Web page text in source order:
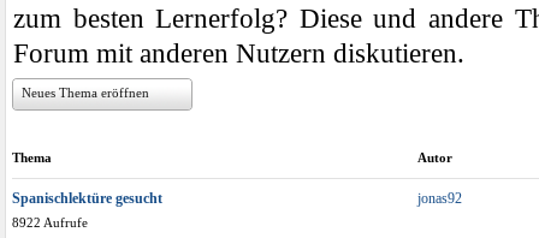
zum besten Lernerfolg? Diese und andere
Forum mit anderen Nutzern diskutieren.
Neues Thema eröffnen
Thema Autor
Spanischlektüre gesucht
8922 Aufrufe
jonas92